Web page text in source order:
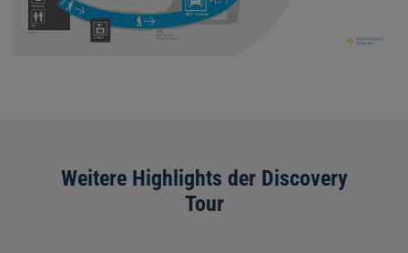
Weitere Highlights der Discovery
Tour